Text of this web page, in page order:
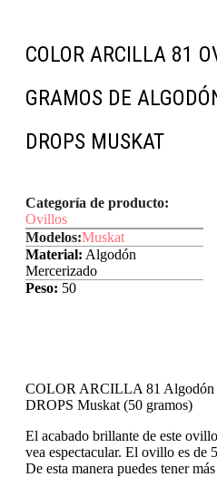
COLOR ARCILLA 81
GRAMOS DE
DROPS MUSKAT
Categoría de producto:
Ovillos
Modelos:Muskat
Material: Algodón
Mercerizado
Peso: 50
COLOR ARCILLA 81 Algodón
DROPS Muskat (50 gramos)
El acabado brillante de este
vea espectacular. El ovillo es de
De esta manera puedes tener